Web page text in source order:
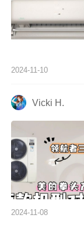
2024-11-10
Vicki H.
2024-11-08